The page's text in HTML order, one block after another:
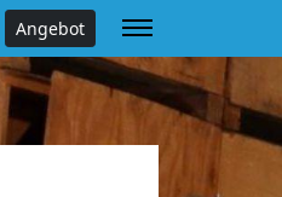
Angebot